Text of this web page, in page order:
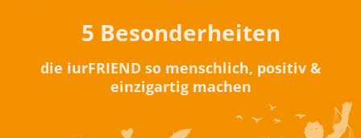
5 Besonderheiten
die iurFRIEND so menschlich, positiv &
einzigartig machen